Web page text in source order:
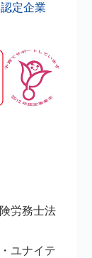
定企業
労務士法
ユナイテ